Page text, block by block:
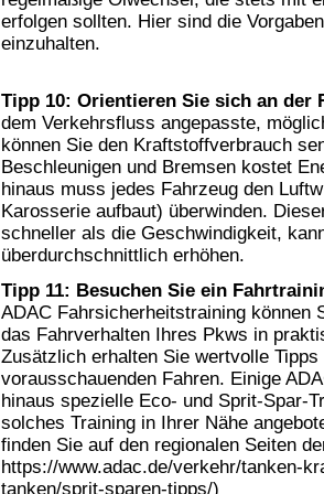
erfolgen sollten. Hier sind die
einzuhalten.
Tipp 10: Orientieren Sie sich an
dem Verkehrsfluss angepasste,
können Sie den Kraftstoffverbrauch
Beschleunigen und Bremsen kostet
hinaus muss jedes Fahrzeug den
Karosserie aufbaut) überwinden.
schneller als die Geschwindigkeit,
überdurchschnittlich erhöhen.
Tipp 11: Besuchen Sie ein
ADAC Fahrsicherheitstraining können
das Fahrverhalten Ihres Pkws in
Zusätzlich erhalten Sie wertvolle
vorausschauenden Fahren. Einige
hinaus spezielle Eco- und Sprit-Spar-
solches Training in Ihrer Nähe
finden Sie auf den regionalen Seiten
https://www.adac.de/verkehr/tanken-
tanken/sprit-sparen-tipps/)